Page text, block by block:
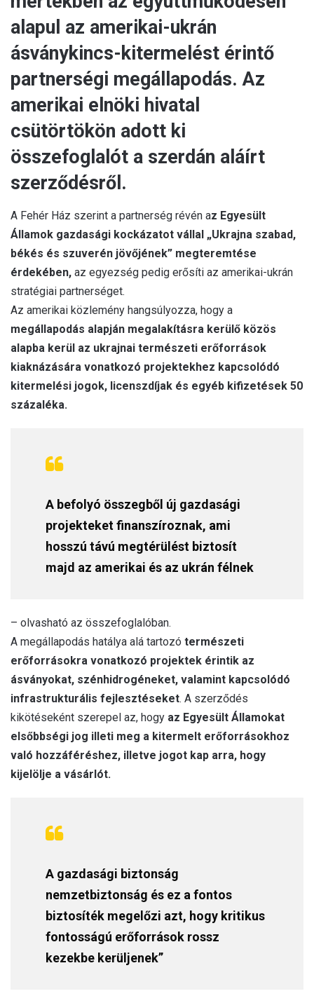
alapul az amerikai-ukrán
ásványkincs-kitermelést érintő
partnerségi megállapodás. Az
amerikai elnöki hivatal
csütörtökön adott ki
összefoglalót a szerdán aláírt
szerződésről.
A Fehér Ház szerint a partnerség révén az Egyesült
Államok gazdasági kockázatot vállal „Ukrajna szabad,
békés és szuverén jövőjének” megteremtése
érdekében, az egyezség pedig erősíti az amerikai-ukrán
stratégiai partnerséget.
Az amerikai közlemény hangsúlyozza, hogy a
megállapodás alapján megalakításra kerülő közös
alapba kerül az ukrajnai természeti erőforrások
kiaknázására vonatkozó projektekhez kapcsolódó
kitermelési jogok, licenszdíjak és egyéb kifizetések 50
százaléka.
A befolyó összegből új gazdasági
projekteket finanszíroznak, ami
hosszú távú megtérülést biztosít
majd az amerikai és az ukrán félnek
– olvasható az összefoglalóban.
A megállapodás hatálya alá tartozó természeti
erőforrásokra vonatkozó projektek érintik az
ásványokat, szénhidrogéneket, valamint kapcsolódó
infrastrukturális fejlesztéseket. A szerződés
kikötéseként szerepel az, hogy az Egyesült Államokat
elsőbbségi jog illeti meg a kitermelt erőforrásokhoz
való hozzáféréshez, illetve jogot kap arra, hogy
kijelölje a vásárlót.
A gazdasági biztonság
nemzetbiztonság és ez a fontos
biztosíték megelőzi azt, hogy kritikus
fontosságú erőforrások rossz
kezekbe kerüljenek”